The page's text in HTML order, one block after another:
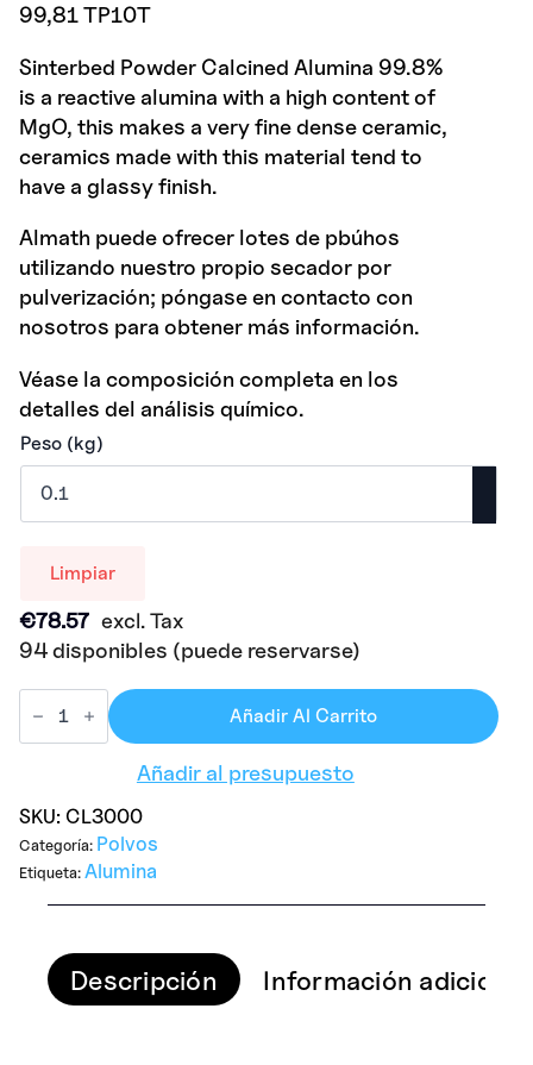
99,81 TP10T
Sinterbed Powder Calcined Alumina 99.8%
is a reactive alumina with a high content of
MgO, this makes a very fine dense ceramic,
ceramics made with this material tend to
have a glassy finish.
Almath puede ofrecer lotes de pbúhos
utilizando nuestro propio secador por
pulverización; póngase en contacto con
nosotros para obtener más información.
Véase la composición completa en los
detalles del análisis químico.
Peso (kg)
Limpiar
€78.57 excl. Tax
94 disponibles (puede reservarse)
Añadir Al Carrito
Añadir al presupuesto
SKU: CL3000
Categoría: Polvos
Etiqueta: Alumina
Descripción Información adicional